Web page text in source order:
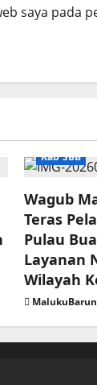
saya pada
Kab SBB
Wagub
Teras
Pulau
Layanan
Wilayah